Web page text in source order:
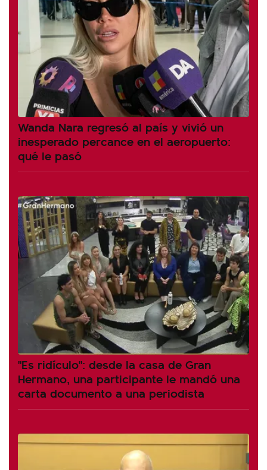
Wanda Nara regresó al país y vivió un
inesperado percance en el aeropuerto:
qué le pasó
"Es ridículo": desde la casa de Gran
Hermano, una participante le mandó una
carta documento a una periodista